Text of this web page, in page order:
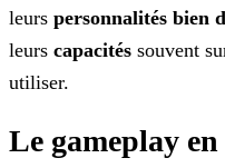
leurs personnalités bien
leurs capacités souvent
utiliser.
Le gameplay